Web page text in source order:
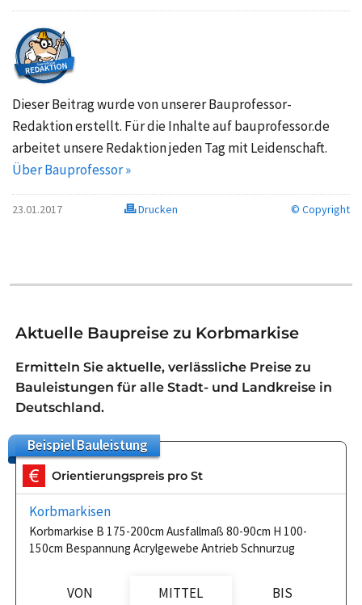
Dieser Beitrag wurde von unserer Bauprofessor-
Redaktion erstellt. Für die Inhalte auf bauprofessor.de
arbeitet unsere Redaktion jeden Tag mit Leidenschaft.
Über Bauprofessor »
23.01.2017 Drucken © Copyright
Aktuelle Baupreise zu Korbmarkise
Ermitteln Sie aktuelle, verlässliche Preise zu
Bauleistungen für alle Stadt- und Landkreise in
Deutschland.
BeispielBauleistung
Orientierungspreis pro St
Korbmarkisen
Korbmarkise B 175-200cm Ausfallmaß 80-90cm H 100-
150cm Bespannung Acrylgewebe Antrieb Schnurzug
VON MITTEL BIS